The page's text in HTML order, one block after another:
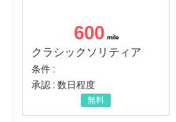
600
クラシックソリティア
条件 :
承認 : 数日程度
無料